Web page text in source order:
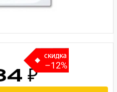
–12%
₽